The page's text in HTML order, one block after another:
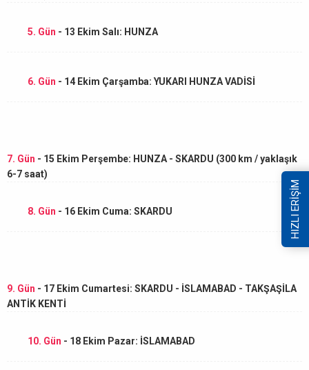
5. Gün - 13 Ekim Salı: HUNZA
6. Gün - 14 Ekim Çarşamba: YUKARI HUNZA VADİSİ
7. Gün - 15 Ekim Perşembe: HUNZA - SKARDU (300 km / yaklaşık
6-7 saat)
8. Gün - 16 Ekim Cuma: SKARDU
9. Gün - 17 Ekim Cumartesi: SKARDU - İSLAMABAD - TAKŞAŞİLA
ANTİK KENTİ
10. Gün - 18 Ekim Pazar: İSLAMABAD
HIZLI ERİŞİM